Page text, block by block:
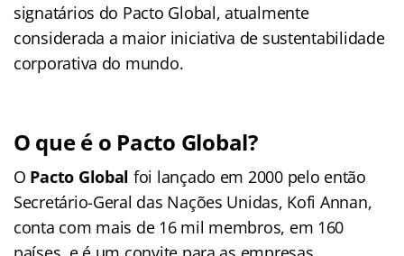
signatários do Pacto Global, atualmente
considerada a maior iniciativa de sustentabilidade
corporativa do mundo.
O que é o Pacto Global?
O Pacto Global foi lançado em 2000 pelo então
Secretário-Geral das Nações Unidas, Kofi Annan,
conta com mais de 16 mil membros, em 160